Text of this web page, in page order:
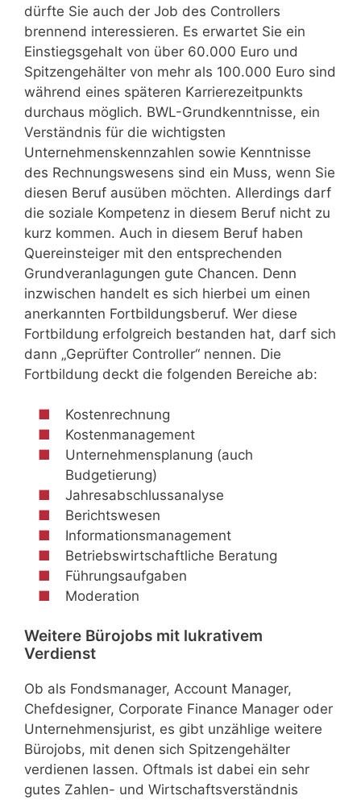
dürfte Sie auch der Job des Controllers
brennend interessieren. Es erwartet Sie ein
Einstiegsgehalt von über 60.000 Euro und
Spitzengehälter von mehr als 100.000 Euro sind
während eines späteren Karrierezeitpunkts
durchaus möglich. BWL-Grundkenntnisse, ein
Verständnis für die wichtigsten
Unternehmenskennzahlen sowie Kenntnisse
des Rechnungswesens sind ein Muss, wenn Sie
diesen Beruf ausüben möchten. Allerdings darf
die soziale Kompetenz in diesem Beruf nicht zu
kurz kommen. Auch in diesem Beruf haben
Quereinsteiger mit den entsprechenden
Grundveranlagungen gute Chancen. Denn
inzwischen handelt es sich hierbei um einen
anerkannten Fortbildungsberuf. Wer diese
Fortbildung erfolgreich bestanden hat, darf sich
dann „Geprüfter Controller“ nennen. Die
Fortbildung deckt die folgenden Bereiche ab:
Kostenrechnung
Kostenmanagement
Unternehmensplanung (auch
Budgetierung)
Jahresabschlussanalyse
Berichtswesen
Informationsmanagement
Betriebswirtschaftliche Beratung
Führungsaufgaben
Moderation
Weitere Bürojobs mit lukrativem
Verdienst
Ob als Fondsmanager, Account Manager,
Chefdesigner, Corporate Finance Manager oder
Unternehmensjurist, es gibt unzählige weitere
Bürojobs, mit denen sich Spitzengehälter
verdienen lassen. Oftmals ist dabei ein sehr
gutes Zahlen- und Wirtschaftsverständnis